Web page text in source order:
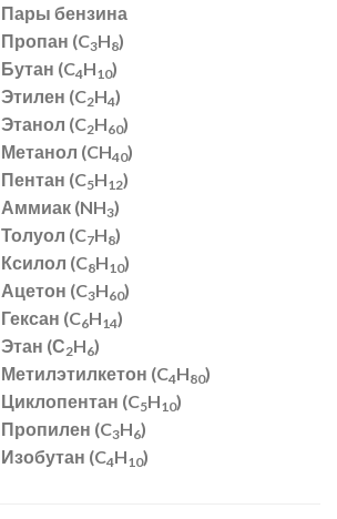
Пары бензина
Пропан (C3H8)
Бутан (C4H10)
Этилен (C2H4)
Этанол (C2H60)
Метанол (CH40)
Пентан (C5H12)
Аммиак (NH3)
Толуол (C7H8)
Ксилол (C8H10)
Ацетон (C3H60)
Гексан (C6H14)
Этан (С2H6)
Метилэтилкетон (C4H80)
Циклопентан (C5H10)
Пропилен (C3H6)
Изобутан (C4H10)